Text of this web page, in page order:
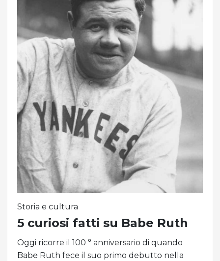
Storia e cultura
5 curiosi fatti su Babe Ruth
Oggi ricorre il 100 ° anniversario di quando
Babe Ruth fece il suo primo debutto nella